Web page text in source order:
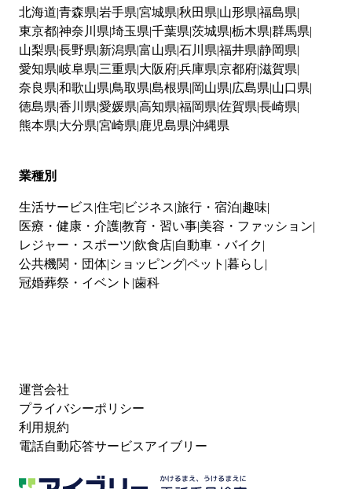
北海道 青森県 岩手県 宮城県 秋田県 山形県 福島県
東京都神奈川県 埼玉県 千葉県 茨城県 栃木県 群馬県
山梨県 長野県 新潟県 富山県 石川県 福井県 静岡県
愛知県 岐阜県 三重県 大阪府兵庫県 京都府滋賀県
奈良県 和歌山県 鳥取県 島根県 岡山県 広島県 山口県
徳島県 香川県 愛媛県 高知県 福岡県 佐賀県 長崎県
熊本県 大分県 宮崎県 鹿児島県 沖縄県
業種別
生活サービス 住宅 ビジネス 旅行・宿泊 趣味
医療・健康・介護教育・習い事 美容・ファッション
レジャー・スポーツ 飲食店 自動車・バイク
公共機関・団体 ショッピングペット 暮らし
冠婚葬祭・イベント 歯科
運営会社
プライバシーポリシー
利用規約
電話自動応答サービスアイブリー